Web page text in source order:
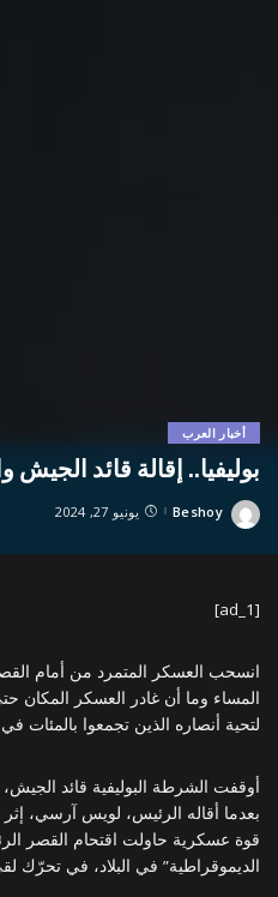
أخبار العرب
بوليفيا.. إقالة قائد الجيش
Posted
Beshoy يونيو 27, 2024
[ad_1]
انسحب العسكر المتمرد من أمام
المساء وما أن غادر العسكر المكان
لتحية أنصاره الذين تجمعوا بالمئات
أوقفت الشرطة البوليفية قائد
بعدما أقاله الرئيس، لويس آرسي، إثر
قوة عسكرية حاولت اقتحام القصر
الديموقراطية” في البلاد، في تحرّك